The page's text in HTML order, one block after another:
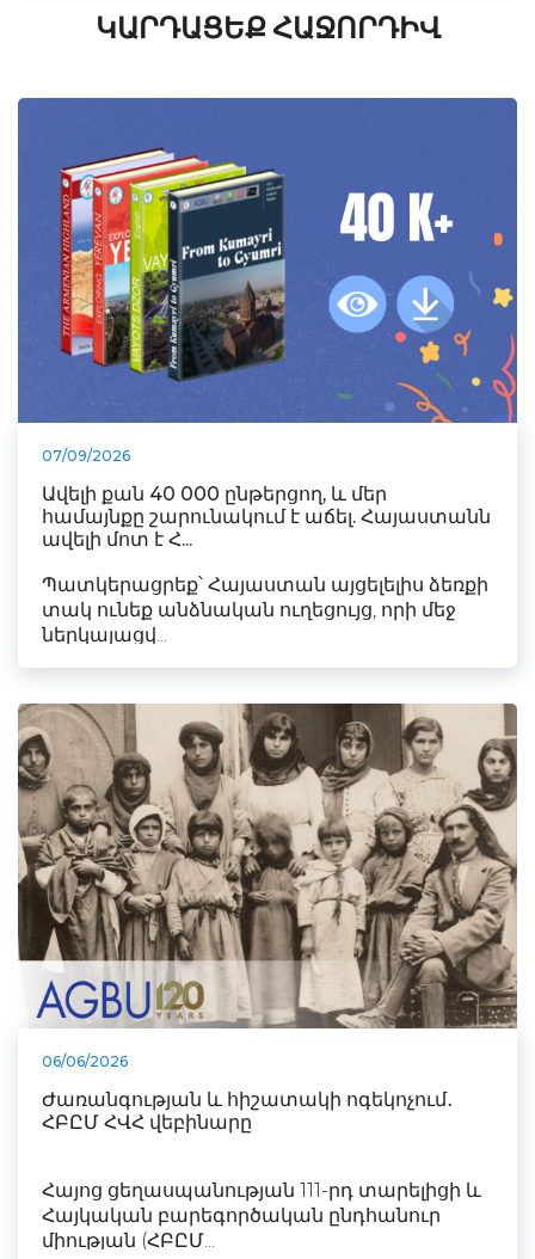
ԿԱՐԴԱՑԵՔ ՀԱՋՈՐԴԻՎ
07/09/2026
Ավելի քան 40 000 ընթերցող, և մեր
համայնքը շարունակում է աճել. Հայաստանն
ավելի մոտ է Հ...
Պատկերացրեք՝ Հայաստան այցելելիս ձեռքի
տակ ունեք անձնական ուղեցույց, որի մեջ
ներկայացվ...
06/06/2026
Ժառանգության և հիշատակի ոգեկոչում․
ՀԲԸՄ ՀՎՀ վեբինարը
Հայոց ցեղասպանության 111-րդ տարելիցի և
Հայկական բարեգործական ընդհանուր
միության (ՀԲԸՄ...